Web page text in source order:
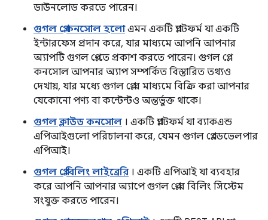
ডাউনলোড করতে পারেন।
গুগল প্লে কনসোল হলোএমন একটি প্ল্যাটফর্ম যা একটি
ইন্টারফেস প্রদান করে, যার মাধ্যমে আপনি আপনার
অ্যাপটি গুগল প্লে-তে প্রকাশ করতে পারেন। গুগল প্লে
কনসোল আপনার অ্যাপ সম্পর্কিত বিস্তারিত তথ্যও
দেখায়, যার মধ্যে গুগল প্লে-র মাধ্যমে বিক্রি করা আপনার
যেকোনো পণ্য বা কন্টেন্টও অন্তর্ভুক্ত থাকে।
গুগল ক্লাউড কনসোল । একটি প্ল্যাটফর্ম যা ব্যাকএন্ড
এপিআইগুলো পরিচালনা করে, যেমন গুগল প্লে ডেভেলপার
এপিআই।
গুগল প্লে বিলিং লাইব্রেরি । একটি এপিআই যা ব্যবহার
করে আপনি আপনার অ্যাপে গুগল প্লে-র বিলিং সিস্টেম
সংযুক্ত করতে পারেন।